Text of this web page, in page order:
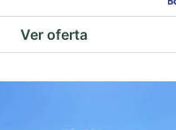
Ver oferta